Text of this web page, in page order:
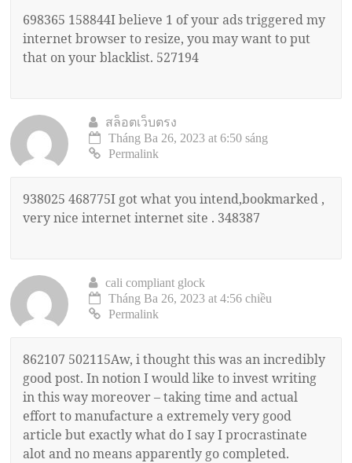
698365 158844I believe 1 of your ads triggered my
internet browser to resize, you may want to put
that on your blacklist. 527194
สล็อตเว็บตรง
Tháng Ba 26, 2023 at 6:50 sáng
Permalink
938025 468775I got what you intend,bookmarked ,
very nice internet internet site . 348387
cali compliant glock
Tháng Ba 26, 2023 at 4:56 chiều
Permalink
862107 502115Aw, i thought this was an incredibly
good post. In notion I would like to invest writing
in this way moreover – taking time and actual
effort to manufacture a extremely very good
article but exactly what do I say I procrastinate
alot and no means apparently go completed.